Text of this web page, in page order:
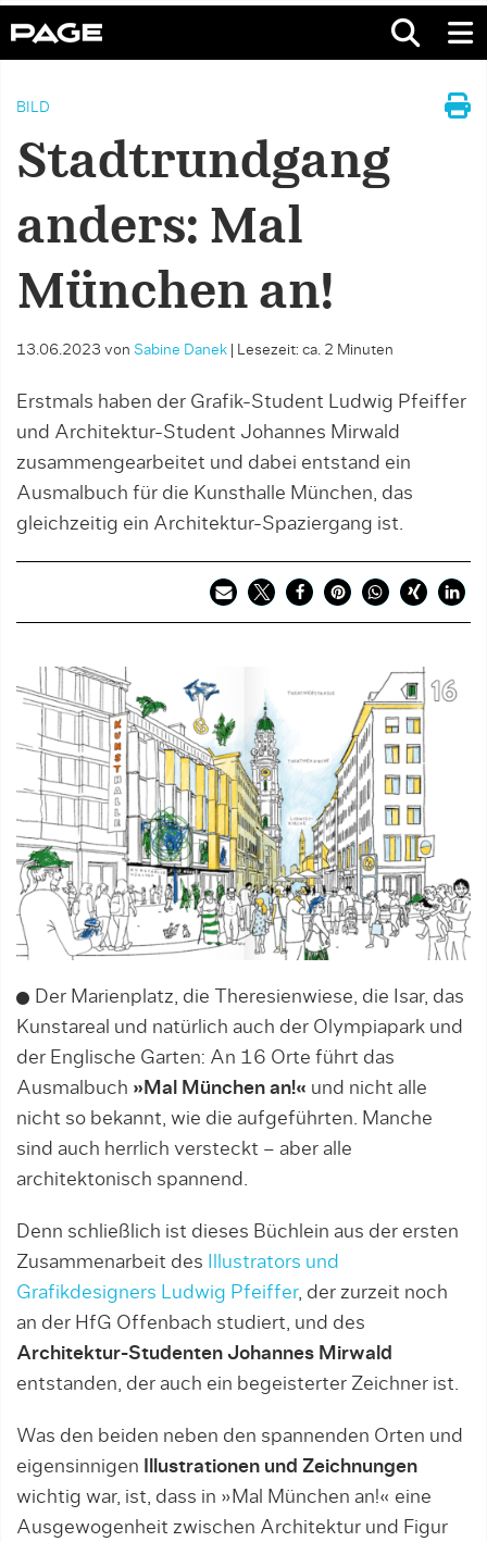
BILD
Stadtrundgang
anders: Mal
München an!
13.06.2023 von Sabine Danek Lesezeit: ca. 2 Minuten
Erstmals haben der Grafik-Student Ludwig Pfeiffer
und Architektur-Student Johannes Mirwald
zusammengearbeitet und dabei entstand ein
Ausmalbuch für die Kunsthalle München, das
gleichzeitig ein Architektur-Spaziergang ist.
Der Marienplatz, die Theresienwiese, die Isar, das
Kunstareal und natürlich auch der Olympiapark und
der Englische Garten: An 16 Orte führt das
Ausmalbuch »Mal München an!« und nicht alle
nicht so bekannt, wie die aufgeführten. Manche
sind auch herrlich versteckt – aber alle
architektonisch spannend.
Denn schließlich ist dieses Büchlein aus der ersten
Zusammenarbeit des
Illustrators und
Grafikdesigners Ludwig Pfeiffer, der zurzeit noch
an der HfG Offenbach studiert, und des
Architektur-Studenten Johannes Mirwald
entstanden, der auch ein begeisterter Zeichner ist.
Was den beiden neben den spannenden Orten und
eigensinnigen
Illustrationen und Zeichnungen
wichtig war, ist, dass in »Mal München an!« eine
Ausgewogenheit zwischen Architektur und Figur